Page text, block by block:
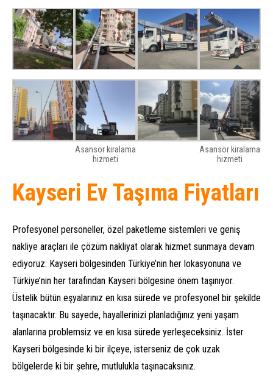
Asansör kiralama
hizmeti
Asansör kiralama
hizmeti
Kayseri Ev Taşıma Fiyatları
Profesyonel personeller, özel paketleme sistemleri ve geniş
nakliye araçları ile çözüm nakliyat olarak hizmet sunmaya devam
ediyoruz. Kayseri bölgesinden Türkiye’nin her lokasyonuna ve
Türkiye’nin her tarafından Kayseri bölgesine önem taşınıyor.
Üstelik bütün eşyalarınız en kısa sürede ve profesyonel bir şekilde
taşınacaktır. Bu sayede, hayallerinizi planladığınız yeni yaşam
alanlarına problemsiz ve en kısa sürede yerleşeceksiniz. İster
Kayseri bölgesinde ki bir ilçeye, isterseniz de çok uzak
bölgelerde ki bir şehre, mutlulukla taşınacaksınız.